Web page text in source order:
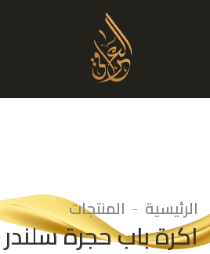
الرئيسية المنتجات
اكرة باب حجرة سلندر 82001